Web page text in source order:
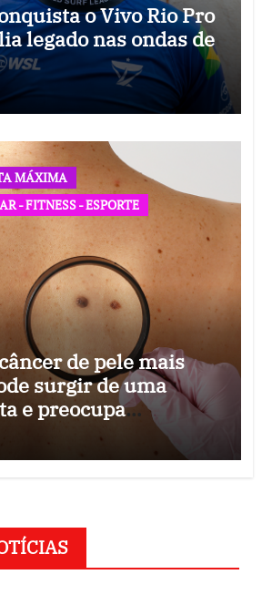
o Vivo Rio Pro
legado nas ondas de
MÁXIMA
- FITNESS - ESPORTE
de pele mais
surgir de uma
e preocupa